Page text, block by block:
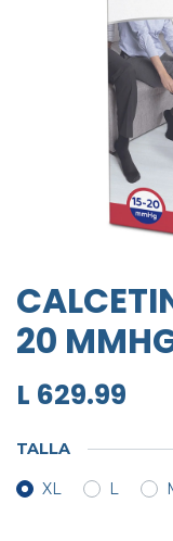
20
L 629.99
TALLA
XL L